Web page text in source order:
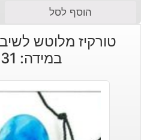
הוסף לסל
במידה: 27-31 מ"מ